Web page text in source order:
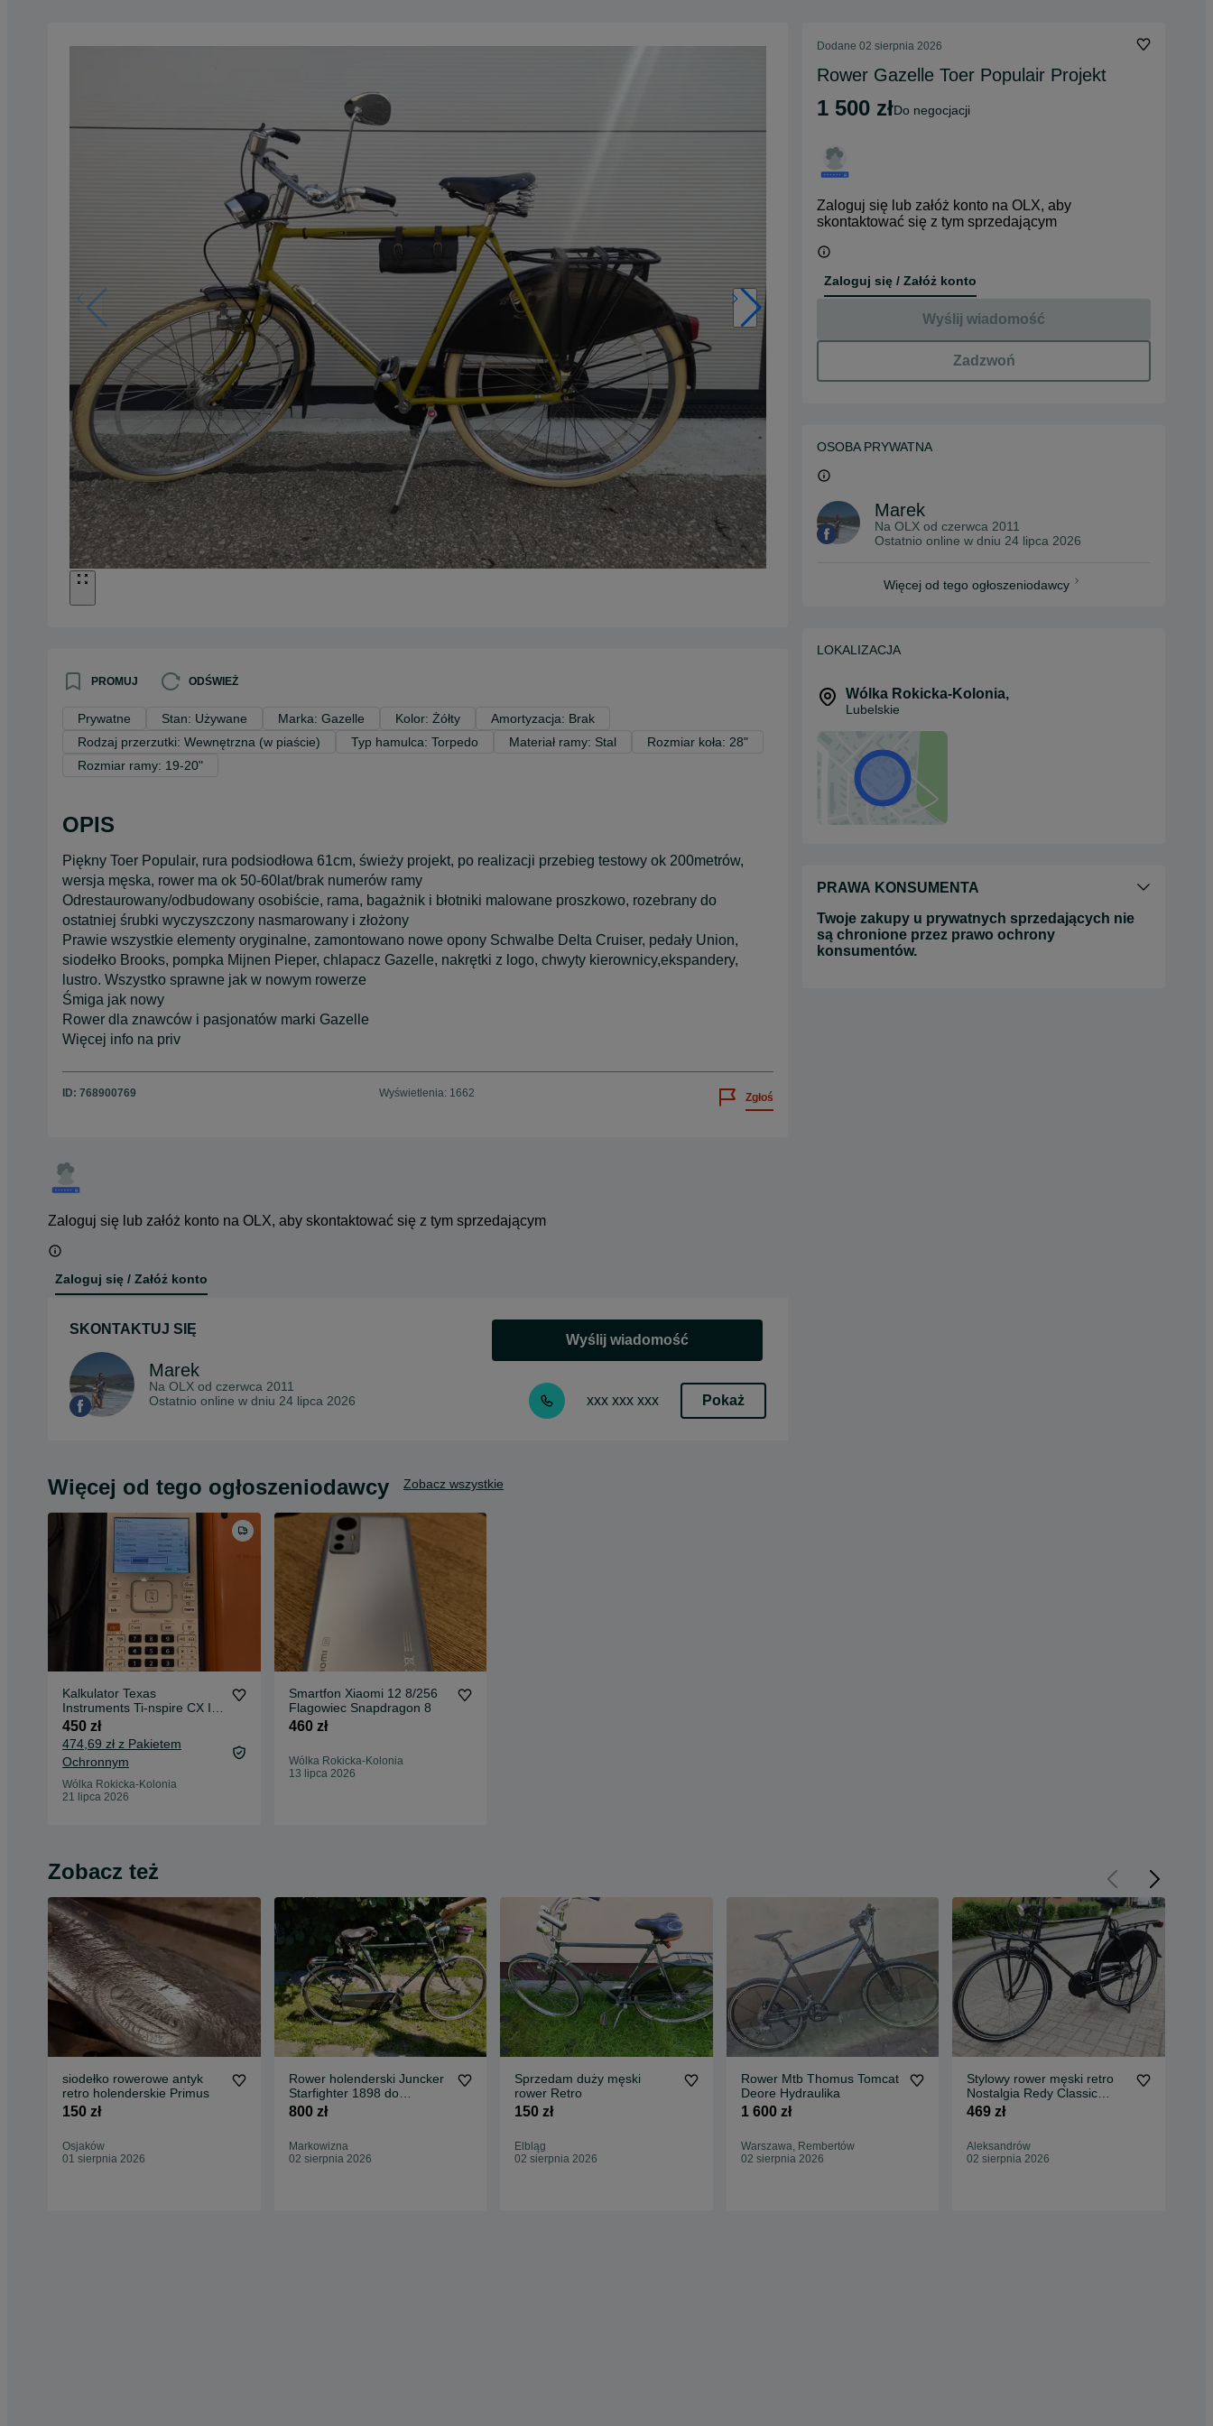
PROMUJ ODŚWIEŻ
Prywatne Stan: Używane Marka: Gazelle Kolor: Żółty
Amortyzacja: Brak
Rodzaj przerzutki: Wewnętrzna (w piaście)
Typ hamulca: Torpedo Materiał ramy: Stal
Rozmiar koła: 28"
Rozmiar ramy: 19-20"
OPIS
Piękny Toer Populair, rura podsiodłowa 61cm, świeży projekt, po realizacji przebieg testowy ok 200metrów,
wersja męska, rower ma ok 50-60lat/brak numerów ramy
Odrestaurowany/odbudowany osobiście, rama, bagażnik i błotniki malowane proszkowo, rozebrany do
ostatniej śrubki wyczyszczony nasmarowany i złożony
Prawie wszystkie elementy oryginalne, zamontowano nowe opony Schwalbe Delta Cruiser, pedały Union,
siodełko Brooks, pompka Mijnen Pieper, chlapacz Gazelle, nakrętki z logo, chwyty kierownicy,ekspandery,
lustro. Wszystko sprawne jak w nowym rowerze
Śmiga jak nowy
Rower dla znawców i pasjonatów marki Gazelle
Więcej info na priv
ID: 768900769 Wyświetlenia: 1662 Zgłoś
Zaloguj się lub załóż konto na OLX, aby skontaktować się z tym sprzedającym
Zaloguj się / Załóż konto
SKONTAKTUJ SIĘ
Marek
Na OLX od czerwca 2011
Ostatnio online w dniu 24 lipca 2026
Wyślij wiadomość
xxx xxx xxx Pokaż
Dodane 02 sierpnia 2026
Rower Gazelle Toer Populair Projekt
1 500 zł do negocjacji
Zaloguj się lub załóż konto na OLX, aby
skontaktować się z tym sprzedającym
Zaloguj się / Załóż konto
Wyślij wiadomość
Zadzwoń
OSOBA PRYWATNA
Marek
Na OLX od czerwca 2011
Ostatnio online w dniu 24 lipca 2026
Więcej od tego ogłoszeniodawcy
LOKALIZACJA
Wólka Rokicka-Kolonia,
Lubelskie
PRAWA KONSUMENTA
Twoje zakupy u prywatnych sprzedających nie
są chronione przez prawo ochrony
konsumentów.
Więcej od tego ogłoszeniodawcy Zobacz wszystkie
Kalkulator Texas
Instruments Ti-nspire CX II-
T
450 zł
474,69 zł z Pakietem
Ochronnym
Wólka Rokicka-Kolonia
21 lipca 2026
Smartfon Xiaomi 12 8/256
Flagowiec Snapdragon 8
460 zł
Wólka Rokicka-Kolonia
13 lipca 2026
Zobacz też
siodełko rowerowe antyk
retro holenderskie Primus
150 zł
Osjaków
01 sierpnia 2026
Rower holenderski Juncker
Starfighter 1898 do
renowacji retro
800 zł
Markowizna
02 sierpnia 2026
Sprzedam duży męski
rower Retro
150 zł
Elbląg
02 sierpnia 2026
Rower Mtb Thomus Tomcat
Deore Hydraulika
1 600 zł
Warszawa, Rembertów
02 sierpnia 2026
Stylowy rower męski retro
Nostalgia Redy Classic
Premier 28” +GRATIS
469 zł
Aleksandrów
02 sierpnia 2026